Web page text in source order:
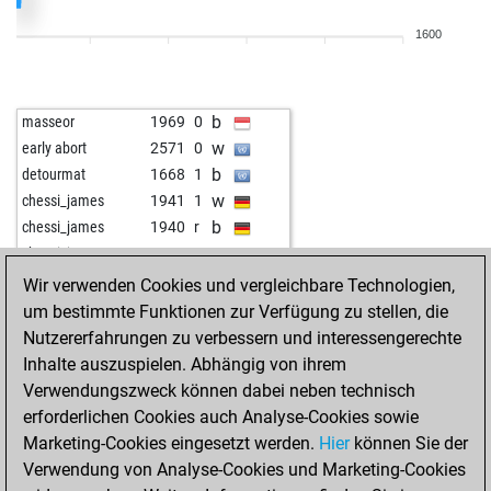
b
alzada 1845 1 b
alzada 1853 1 w
pommes 1851 1 b
pommes 1824 0 w
pommes 1831 1 b
geheimagent 0815 1978 1 w
geheimagent 0815 1994 1 b
reinhard murina 1974 0 b
mongobongo17 1817 1 b
hauni2 1859 1 b
prvaliga 2053 1 w
prvaliga 2075 1 b
schnulf 1793 0 w
vegasj 2046 1 w
1600
masseor 1969 0 b
early abort 2571 0 w
detourmat 1668 1 b
chessi_james 1941 1 w
chessi_james 1940 r b
chessi_james 1959 1 w
rehmsdorf 1808 1 b
federik64 1850 1 b
sisajsisu 1806 1 b
grupatnt47 1943 0 w
early abort 2509 0 w
blindgenius10 2046 1 w
grupatnt47 1855 1 b
grupatnt47 1873 1 b
Wir verwenden Cookies und vergleichbare Technologien,
um bestimmte Funktionen zur Verfügung zu stellen, die
Nutzererfahrungen zu verbessern und interessengerechte
Inhalte auszuspielen. Abhängig von ihrem
Verwendungszweck können dabei neben technisch
erforderlichen Cookies auch Analyse-Cookies sowie
Marketing-Cookies eingesetzt werden. Hierkönnen Sie der
Verwendung von Analyse-Cookies und Marketing-Cookies